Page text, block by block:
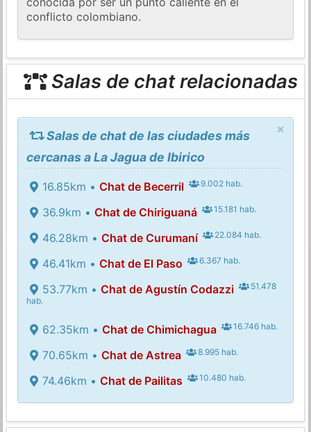
conflicto colombiano.
Salas de chat relacionadas
×
Salas de chat de las ciudades más
cercanas a La Jagua de Ibirico
16.85km • Chat de Becerril 9.002 hab.
36.9km • Chat de Chiriguaná 15.181 hab.
46.28km • Chat de Curumaní 22.084 hab.
46.41km • Chat de El Paso 6.367 hab.
53.77km • Chat de Agustín Codazzi
51.478
hab.
62.35km • Chat de Chimichagua 16.746 hab.
70.65km • Chat de Astrea 8.995 hab.
74.46km • Chat de Pailitas 10.480 hab.